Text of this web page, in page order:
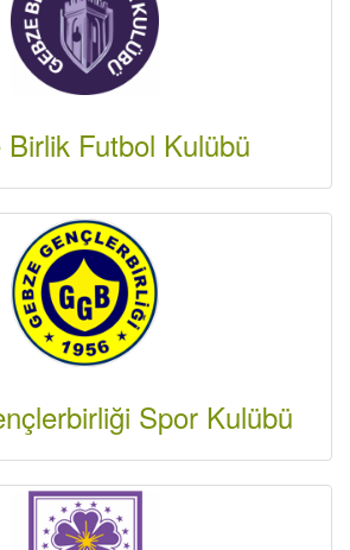
Futbol Kulübü
Spor Kulübü